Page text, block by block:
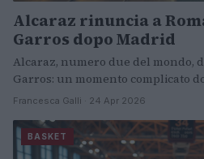
Alcaraz rinuncia a
Garros dopo Madrid
Alcaraz, numero due del mondo,
Garros: un momento complicato
Francesca Galli · 24 Apr 2026
BASKET